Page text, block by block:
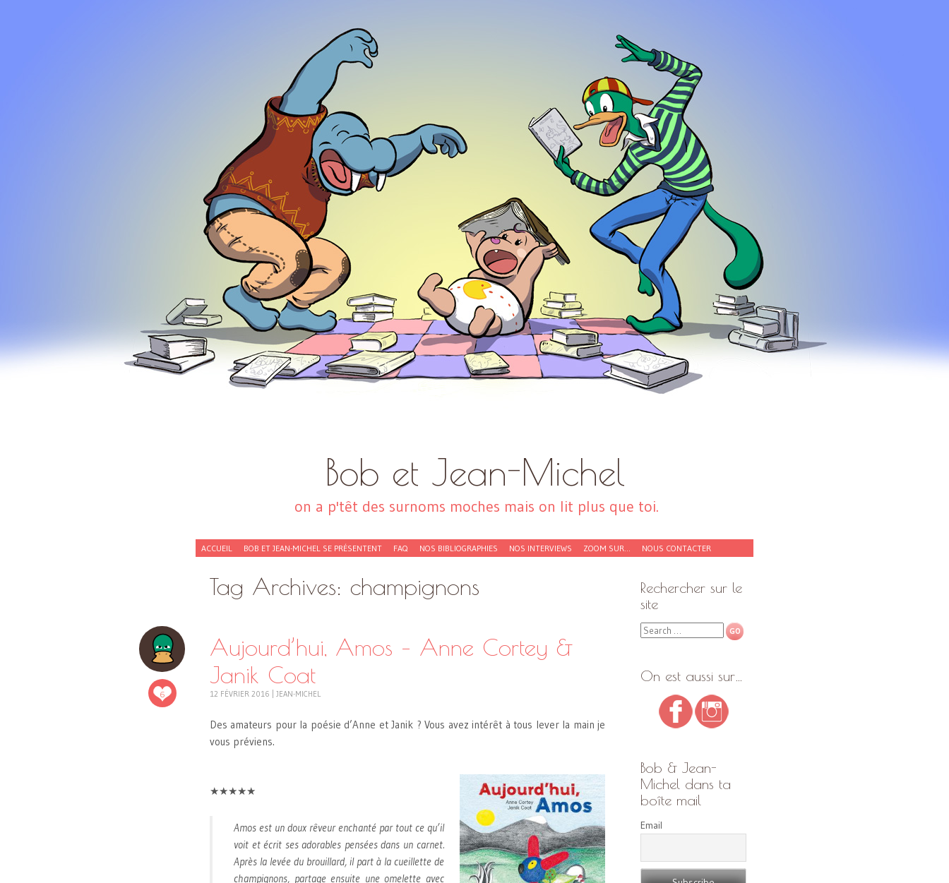
Bob et Jean-Michel
on a p'têt des surnoms moches mais on lit plus que toi.
SKIP
TO
ACCUEIL BOB ET JEAN-MICHEL SE PRÉSENTENT FAQ NOS BIBLIOGRAPHIES NOS INTERVIEWS ZOOM SUR… NOUS CONTACTER
Tag Archives: champignons
6
Aujourd’hui, Amos – Anne Cortey &
Janik Coat
12 FÉVRIER 2016 JEAN-MICHEL
Des amateurs pour la poésie d’Anne et Janik ? Vous avez intérêt à tous lever la main je
vous préviens.
★★★★★
Amos est un doux rêveur enchanté par tout ce qu’il
voit et écrit ses adorables pensées dans un carnet.
Après la levée du brouillard, il part à la cueillette de
champignons, partage ensuite une omelette avec
Rechercher sur le
site
Search
On est aussi sur…
Bob & Jean-
Michel dans ta
boîte mail
Email